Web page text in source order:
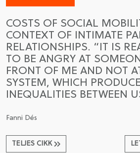
COSTS OF SOCIAL
CONTEXT OF INTIMATE
RELATIONSHIPS. “IT IS
TO BE ANGRY AT
FRONT OF ME AND NOT
SYSTEM, WHICH
INEQUALITIES BETWEEN
Fanni Dés
TELJES CIKK